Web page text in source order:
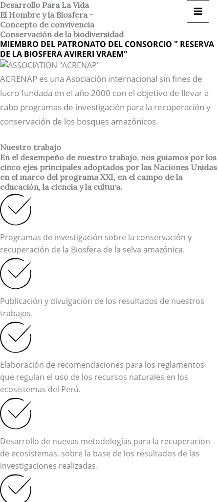
Ir
al
contenido
Desarrollo Para La Vida
El Hombre y la Biosfera -
Concepto de convivencia
Conservación de la biodiversidad
MIEMBRO DEL PATRONATO DEL CONSORCIO " RESERVA
DE LA BIOSFERA AVIRERI VRAEM"
ACRENAP es una Asociación internacional sin fines de
lucro fundada en el año 2000 con el objetivo de llevar a
cabo programas de investigación para la recuperación y
conservación de los bosques amazónicos.
Nuestro trabajo
En el desempeño de nuestro trabajo, nos guiamos por los
cinco ejes principales adoptados por las Naciones Unidas
en el marco del programa XXI, en el campo de la
educación, la ciencia y la cultura.
Programas de investigación sobre la conservación y
recuperación de la Biosfera de la selva amazónica.
Publicación y divulgación de los resultados de nuestros
trabajos.
Elaboración de recomendaciones para los reglamentos
que regulan el uso de los recursos naturales en los
ecosistemas del Perú.
Desarrollo de nuevas metodologías para la recuperación
de ecosistemas, sobre la base de los resultados de las
investigaciones realizadas.